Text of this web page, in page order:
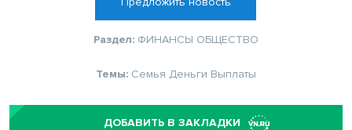
Раздел: ФИНАНСЫ ОБЩЕСТВО
Темы: Семья Деньги Выплаты
ДОБАВИТЬ В ЗАКЛАДКИ